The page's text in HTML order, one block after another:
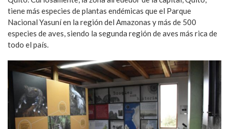
tiene más especies de plantas endémicas que el Parque
Nacional Yasuní en la región del Amazonas y más de 500
especies de aves, siendo la segunda región de aves más rica de
todo el país.